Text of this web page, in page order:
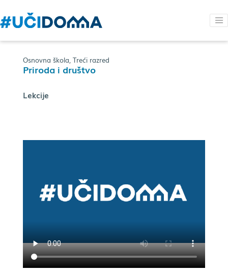
Osnovna škola, Treći razred
Priroda i društvo
Lekcije